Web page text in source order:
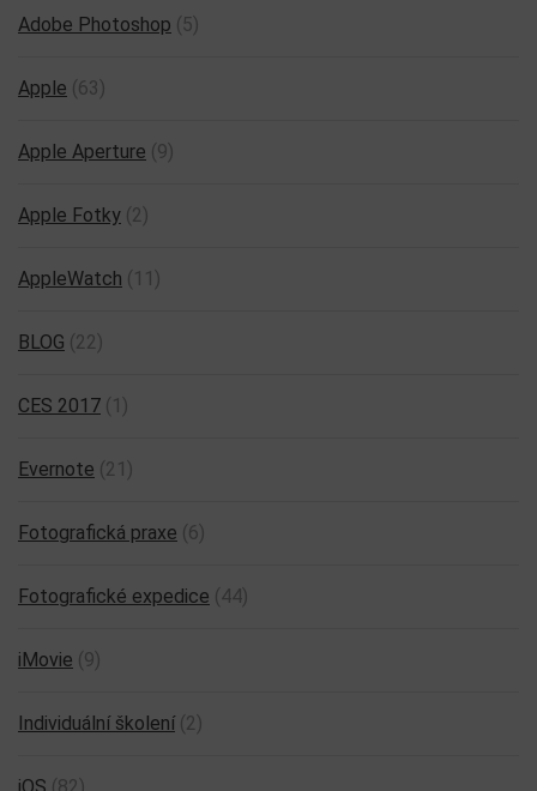
Adobe Photoshop (5)
Apple (63)
Apple Aperture (9)
Apple Fotky (2)
AppleWatch (11)
BLOG (22)
CES 2017 (1)
Evernote (21)
Fotografická praxe (6)
Fotografické expedice (44)
iMovie (9)
Individuální školení (2)